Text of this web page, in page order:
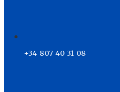
+34 807 40 31 08